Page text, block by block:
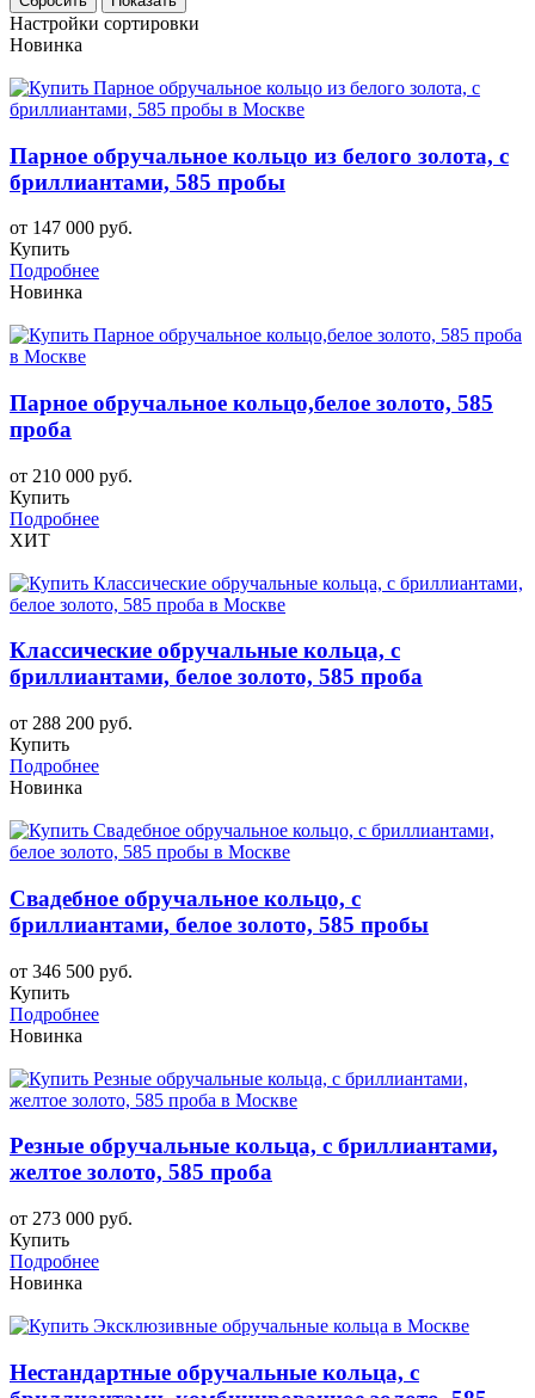
Настройки сортировки
Новинка
Парное обручальное кольцо из белого золота, с
бриллиантами, 585 пробы
от 147 000 руб.
Купить
Подробнее
Новинка
Парное обручальное кольцо,белое золото, 585
проба
от 210 000 руб.
Купить
Подробнее
ХИТ
Классические обручальные кольца, с
бриллиантами, белое золото, 585 проба
от 288 200 руб.
Купить
Подробнее
Новинка
Свадебное обручальное кольцо, с
бриллиантами, белое золото, 585 пробы
от 346 500 руб.
Купить
Подробнее
Новинка
Резные обручальные кольца, с бриллиантами,
желтое золото, 585 проба
от 273 000 руб.
Купить
Подробнее
Новинка
Нестандартные обручальные кольца, с